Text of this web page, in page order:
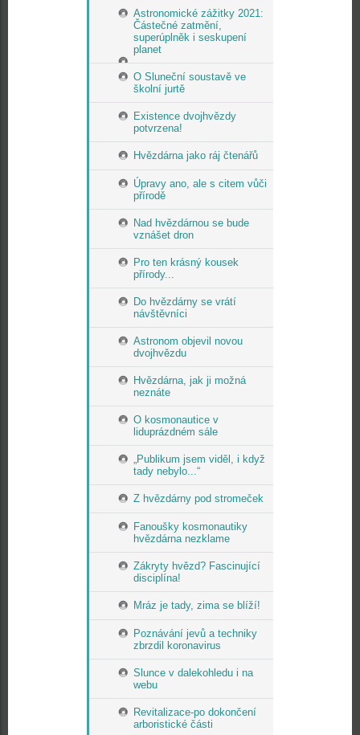
Astronomické zážitky 2021:
Částečné zatmění,
superúplněk i seskupení
planet
O Sluneční soustavě ve
školní jurtě
Existence dvojhvězdy
potvrzena!
Hvězdárna jako ráj čtenářů
Úpravy ano, ale s citem vůči
přírodě
Nad hvězdárnou se bude
vznášet dron
Pro ten krásný kousek
přírody...
Do hvězdárny se vrátí
návštěvníci
Astronom objevil novou
dvojhvězdu
Hvězdárna, jak ji možná
neznáte
O kosmonautice v
liduprázdném sále
„Publikum jsem viděl, i když
tady nebylo...“
Z hvězdárny pod stromeček
Fanoušky kosmonautiky
hvězdárna nezklame
Zákryty hvězd? Fascinující
disciplína!
Mráz je tady, zima se blíží!
Poznávání jevů a techniky
zbrzdil koronavirus
Slunce v dalekohledu i na
webu
Revitalizace-po dokončení
arboristické části